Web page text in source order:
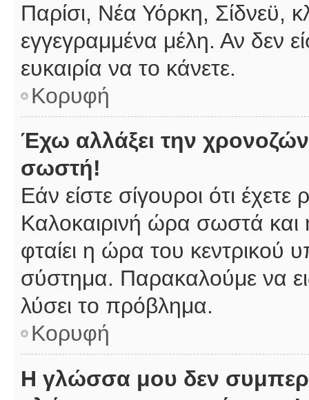
Παρίσι, Νέα Υόρκη, Σίδνεϋ,
εγγεγραμμένα μέλη. Αν δεν
ευκαιρία να το κάνετε.
Κορυφή
Έχω αλλάξει την
σωστή!
Εάν είστε σίγουροι ότι
Καλοκαιρινή ώρα σωστά και
φταίει η ώρα του κεντρικού
σύστημα. Παρακαλούμε να
λύσει το πρόβλημα.
Κορυφή
Η γλώσσα μου δεν